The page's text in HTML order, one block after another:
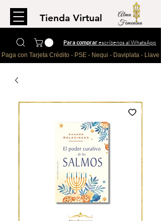
Tienda Virtual
Para comprarescríbenos al WhatsApp
Paga con Tarjeta Crédito - PSE - Nequi - Daviplata - Llave